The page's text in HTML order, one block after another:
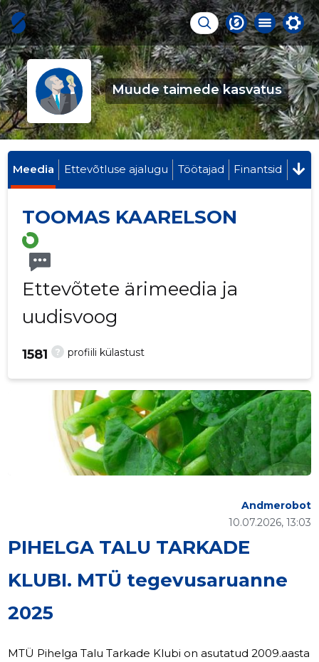
Muude taimede kasvatus
Meedia Ettevõtluse ajalugu Töötajad Finantsid
TOOMAS KAARELSON
Ettevõtete ärimeedia ja
uudisvoog
? profiili külastust
1581
PIHELGA TALU TARKADE
KLUBI. MTÜ tegevusaruanne
2025
10.07.2026, 13:03
Andmerobot
MTÜ Pihelga Talu Tarkade Klubi on asutatud 2009.aasta